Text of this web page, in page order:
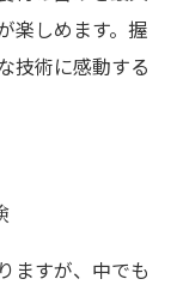
楽しめます。握
技術に感動する
ますが、中でも